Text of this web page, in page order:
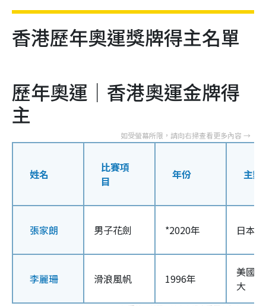
香港歷年奧運獎牌得主名單
歷年奧運｜香港奧運金牌得
主
姓名
比賽項
目
年份 主辦
張家朗 男子花劍 *2020年 日本
李麗珊 滑浪風帆 1996年
美國
大